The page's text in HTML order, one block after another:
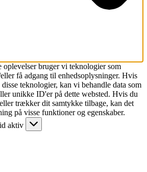
oplevelser bruger vi teknologier som
få adgang til enhedsoplysninger. Hvis
teknologier, kan vi behandle data som
unikke ID'er på dette websted. Hvis du
trækker dit samtykke tilbage, kan det
på visse funktioner og egenskaber.
aktiv